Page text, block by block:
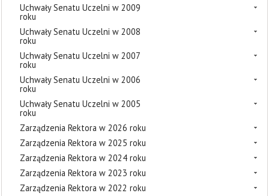
Uchwały Senatu Uczelni w 2009
roku
Uchwały Senatu Uczelni w 2008
roku
Uchwały Senatu Uczelni w 2007
roku
Uchwały Senatu Uczelni w 2006
roku
Uchwały Senatu Uczelni w 2005
roku
Zarządzenia Rektora w 2026 roku
Zarządzenia Rektora w 2025 roku
Zarządzenia Rektora w 2024 roku
Zarządzenia Rektora w 2023 roku
Zarządzenia Rektora w 2022 roku